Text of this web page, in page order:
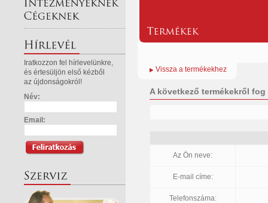
Iratkozzon fel hírlevelünkre,
és értesüljön első kézből
az újdonságokról!
Név:
Email:
Vissza a termékekhez
A következő termékekről
Az Ön neve:
E-mail címe:
Telefonszáma: